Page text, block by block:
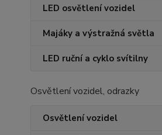
LED osvětlení vozidel
Majáky a výstražná světla
LED ruční a cyklo svítilny
Osvětlení vozidel, odrazky
Osvětlení vozidel